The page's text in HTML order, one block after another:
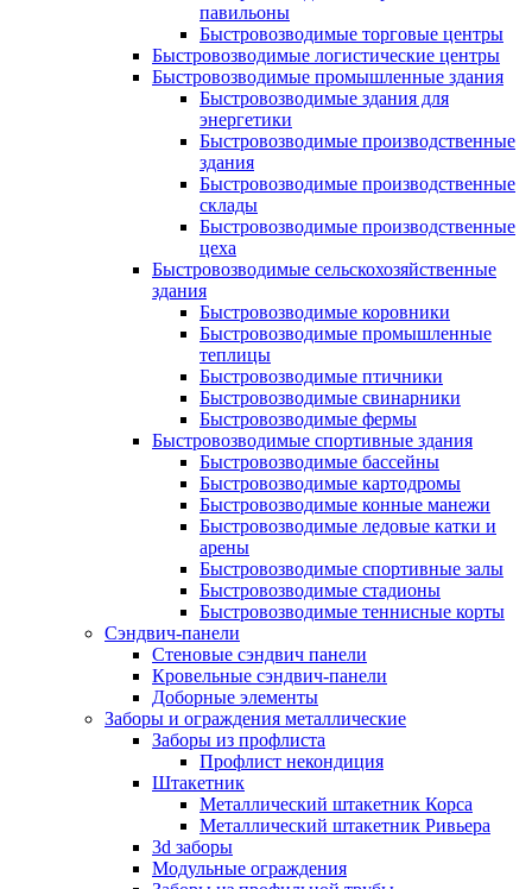
павильоны
Быстровозводимые торговые центры
Быстровозводимые логистические центры
Быстровозводимые промышленные здания
Быстровозводимые здания для
энергетики
Быстровозводимые производственные
здания
Быстровозводимые производственные
склады
Быстровозводимые производственные
цеха
Быстровозводимые сельскохозяйственные
здания
Быстровозводимые коровники
Быстровозводимые промышленные
теплицы
Быстровозводимые птичники
Быстровозводимые свинарники
Быстровозводимые фермы
Быстровозводимые спортивные здания
Быстровозводимые бассейны
Быстровозводимые картодромы
Быстровозводимые конные манежи
Быстровозводимые ледовые катки и
арены
Быстровозводимые спортивные залы
Быстровозводимые стадионы
Быстровозводимые теннисные корты
Сэндвич-панели
Стеновые сэндвич панели
Кровельные сэндвич-панели
Доборные элементы
Заборы и ограждения металлические
Заборы из профлиста
Профлист некондиция
Штакетник
Металлический штакетник Корса
Металлический штакетник Ривьера
3d заборы
Модульные ограждения